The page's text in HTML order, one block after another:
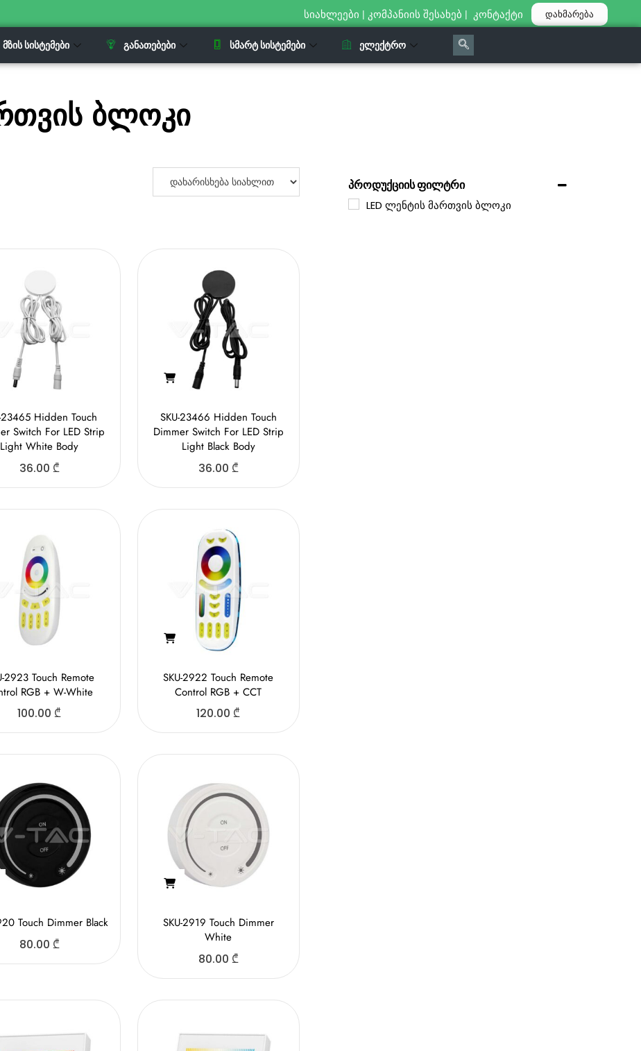
სიახლეები | კომპანიის შესახებ | კონტაქტი დახმარება
ᲛᲖᲘᲡ ᲡᲘᲡᲢᲔᲛᲔᲑᲘ ᲒᲐᲜᲐᲗᲔᲑᲔᲑᲘ ᲡᲛᲐᲠᲢ ᲡᲘᲡᲢᲔᲛᲔᲑᲘ ᲔᲚᲔᲥᲢᲠᲝ
ბლოკი
23465 Hidden Touch
Switch For LED Strip
Light White Body
36.00 ₾
SKU-23466 Hidden Touch
Dimmer Switch For LED Strip
Light Black Body
36.00 ₾
2923 Touch Remote
RGB + W-White
100.00₾
SKU-2922 Touch Remote
Control RGB + CCT
120.00₾
Touch Dimmer Black
80.00 ₾
SKU-2919 Touch Dimmer
White
80.00 ₾
პროდუქციის ფილტრი
LED ლენტის მართვის ბლოკი